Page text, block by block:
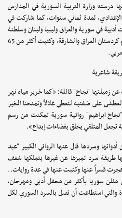
درسته وزارة التربية السورية في المدارس
لمدة ثماني سنوات، كما شاركت في
في سورية والعراق وليبيا ولبنان وسلطنة
عمان والأردن والكويت وإيران وإقليم كردستان العراق والشارقة، وكتبت أكثر من 65
شاعرية
زميلتها "نجاح" قائلة: «كما خرير مياه نهر
على ضفتيه لتعطي غلالاً وتمنحنا الخير
"نجاح ابراهيم" روائية سورية تمكنت من رسم
تجعل المتلقي يحلق بفضاءات إبداع».
وسردها قال عنها الروائي الكبير "عبد
طريقة سرد تميزها عن غيرها يتملكها شغف
هجرت قسراً عنها وكتبت عنها في عدة روايات..
مثلن سوريا بأكثر من محفل أدبي ومهرحان،
والتي استطاعت أن تصل بالسرد السوري لكل